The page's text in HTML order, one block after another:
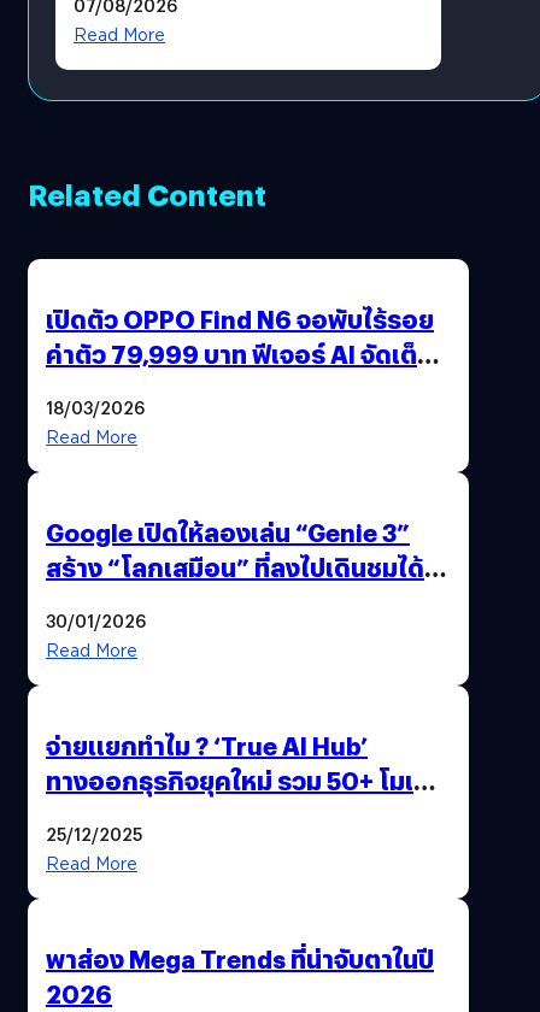
โดยตรง
Read More
Related Content
เปิดตัว OPPO Find N6 จอพับไร้รอย
ค่าตัว 79,999 บาท ฟีเจอร์ AI จัดเต็ม
18/03/2026
Read More
Google เปิดให้ลองเล่น “Genie 3”
สร้าง “โลกเสมือน” ที่ลงไปเดินชมได้
30/01/2026
Read More
จ่ายแยกทำไม ? ‘True AI Hub’
ทางออกธุรกิจยุคใหม่ รวม 50+ โมเดล
25/12/2025
Read More
พาส่อง Mega Trends ที่น่าจับตาในปี
2026